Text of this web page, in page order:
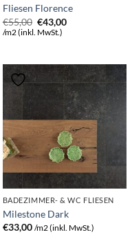
Fliesen Florence
€55,00 Ursprünglicher
Preis
€43,00Aktueller
/m2 (inkl. MwSt.)
BADEZIMMER- & WC FLIESEN
Milestone Dark
€33,00 /m2 (inkl. MwSt.)